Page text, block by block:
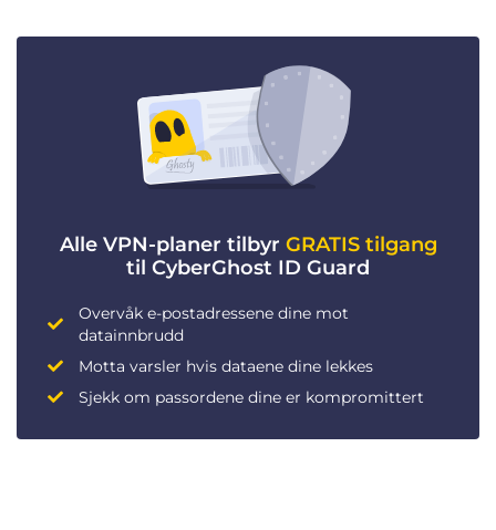
Alle VPN-planer tilbyr GRATIS tilgang
til CyberGhost ID Guard
Overvåk e-postadressene dine mot
datainnbrudd
Motta varsler hvis dataene dine lekkes
Sjekk om passordene dine er kompromittert